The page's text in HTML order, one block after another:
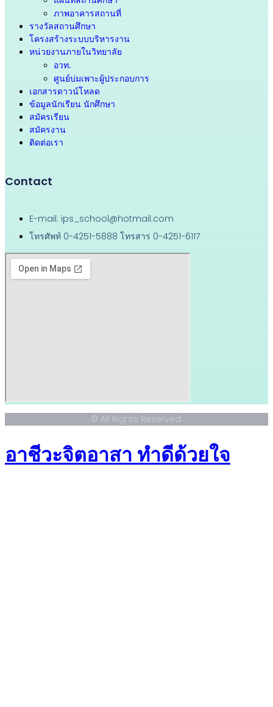
ภาพอาคารสถานที่
รางวัลสถานศึกษา
โครงสร้างระบบบริหารงาน
หน่วยงานภายในวิทยาลัย
อวท.
ศูนย์บ่มเพาะผู้ประกอบการ
เอกสารดาวน์โหลด
ข้อมูลนักเรียน นักศึกษา
สมัครเรียน
สมัครงาน
ติดต่อเรา
Contact
E-mail: ips_school@hotmail.com
โทรศัพท์ 0-4251-5888 โทรสาร 0-4251-6117
© All Rights Reserved.
อาชีวะจิตอาสา ทำดีด้วยใจ